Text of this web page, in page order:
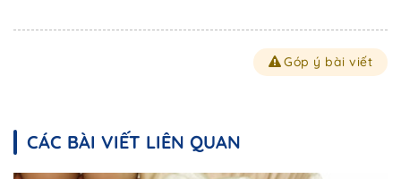
Góp ý bài viết
CÁC BÀI VIẾT LIÊN QUAN